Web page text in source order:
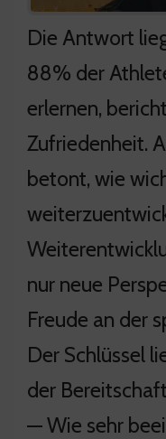
Die Antwort
88% der
erlernen,
Zufriedenheit.
betont, wie
nur neue
Freude an der
Der Schlüssel
der
— Wie sehr